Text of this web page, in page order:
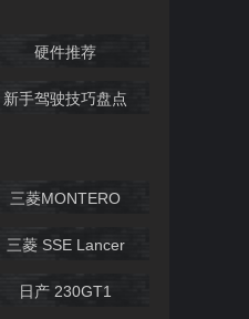
硬件推荐
新手驾驶技巧盘点
三菱MONTERO
EVOLUTION
三菱 SSE Lancer
Evolution time attack
日产 230GT1